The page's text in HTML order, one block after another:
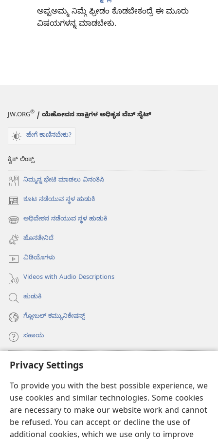
Privacy Settings
To provide you with the best possible experience, we
use cookies and similar technologies. Some cookies
are necessary to make our website work and cannot
be refused. You can accept or decline the use of
additional cookies, which we use only to improve
ಅಪ್ಪಅಮ್ಮ ನಿಮ್ಗೆ ಫ್ರೀಡಂ ಕೊಡಬೇಕಂದ್ರೆ ಈ ಮೂರು
ವಿಷಯಗಳನ್ನ ಮಾಡಬೇಕು.
JW.ORG® / ಯೆಹೋವನ ಸಾಕ್ಷಿಗಳ ಅಧಿಕೃತ ವೆಬ್ ಸೈಟ್
ಹೇಗೆ ಕಾಣಿಸಬೇಕು?
ಕ್ವಿಕ್ ಲಿಂಕ್ಸ್
ನಿಮ್ಮನ್ನ ಭೇಟಿ ಮಾಡಲು ವಿನಂತಿಸಿ
ಕೂಟ ನಡೆಯುವ ಸ್ಥಳ ಹುಡುಕಿ
(opens
new
window)
ಅಧಿವೇಶನ ನಡೆಯುವ ಸ್ಥಳ ಹುಡುಕಿ
(opens
new
window)
ಹೊಸತೇನಿದೆ
ವಿಡಿಯೊಗಳು
Videos with Audio Descriptions
ಹುಡುಕಿ
ಗ್ಲೋಬಲ್‌ ಕಮ್ಯುನಿಕೇಷನ್ಸ್‌
ಸಹಾಯ
ಕಾಣಿಕೆಗಳು
(opens
window)ವಾಚ್‌ಟವರ್‌ ಆನ್‌ಲೈನ್‌ ಲೈಬ್ರರಿ
(opens
new
window)
®
(opens
new